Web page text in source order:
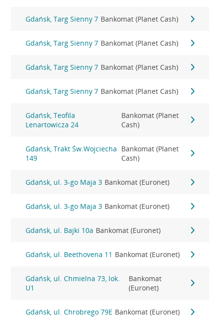
Gdańsk, Targ Sienny 7 Bankomat (Planet Cash)
Gdańsk, Targ Sienny 7 Bankomat (Planet Cash)
Gdańsk, Targ Sienny 7 Bankomat (Planet Cash)
Gdańsk, Targ Sienny 7 Bankomat (Planet Cash)
Gdańsk, Teofila
Lenartowicza 24
Bankomat (Planet
Cash)
Gdańsk, Trakt Św.Wojciecha
149
Bankomat (Planet
Cash)
Gdańsk, ul. 3-go Maja 3 Bankomat (Euronet)
Gdańsk, ul. 3-go Maja 3 Bankomat (Euronet)
Gdańsk, ul. Bajki 10a Bankomat (Euronet)
Gdańsk, ul. Beethovena 11 Bankomat (Euronet)
Gdańsk, ul. Chmielna 73, lok.
U1
Bankomat
(Euronet)
Gdańsk, ul. Chrobrego 79E Bankomat (Euronet)